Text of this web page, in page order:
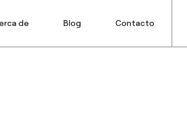
de Blog Contacto